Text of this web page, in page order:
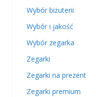
Wybór biżuterii
Wybór i jakość
Wybór zegarka
Zegarki
Zegarki na prezent
Zegarki premium